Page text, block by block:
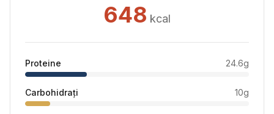
648 kcal
Proteine 24.6g
Carbohidrați 10g